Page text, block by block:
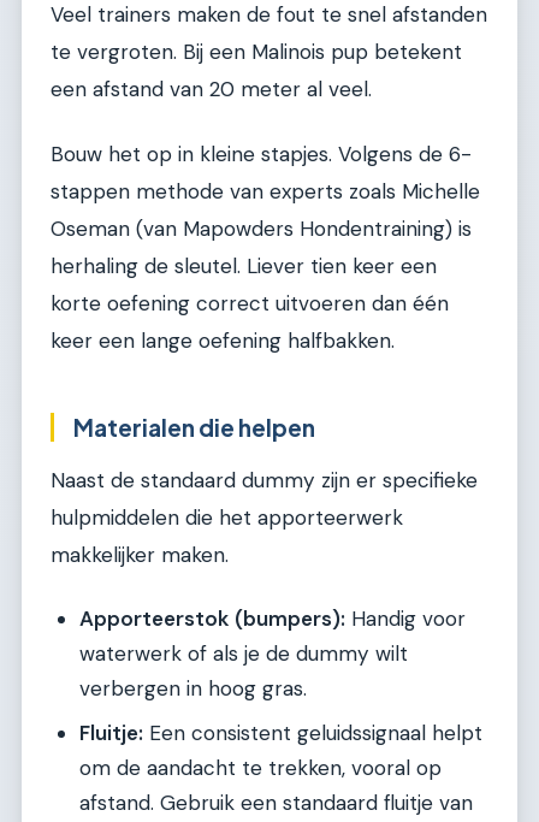
Veel trainers maken de fout te snel afstanden
te vergroten. Bij een Malinois pup betekent
een afstand van 20 meter al veel.
Bouw het op in kleine stapjes. Volgens de 6-
stappen methode van experts zoals Michelle
Oseman (van Mapowders Hondentraining) is
herhaling de sleutel. Liever tien keer een
korte oefening correct uitvoeren dan één
keer een lange oefening halfbakken.
Materialen die helpen
Naast de standaard dummy zijn er specifieke
hulpmiddelen die het apporteerwerk
makkelijker maken.
Apporteerstok (bumpers): Handig voor
waterwerk of als je de dummy wilt
verbergen in hoog gras.
Fluitje: Een consistent geluidssignaal helpt
om de aandacht te trekken, vooral op
afstand. Gebruik een standaard fluitje van